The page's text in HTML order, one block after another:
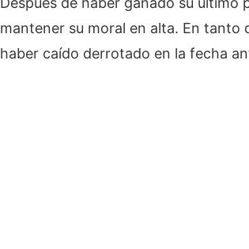
mantener su moral en alta. En
haber caído derrotado en la fecha